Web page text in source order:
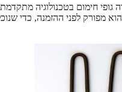
מפורק לפני ההזמנה, כדי